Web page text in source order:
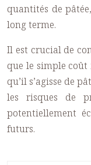
quantités de
long terme.
Il est crucial de
que le simple
qu’il s’agisse de
les risques de
potentiellement
futurs.